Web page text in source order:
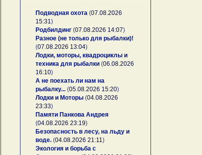
Подводная охота(07.08.2026
15:31)
Родбилдинг(07.08.2026 14:07)
Разное (не только для рыбалки)!
(07.08.2026 13:04)
Лодки, моторы, квадроциклы и
техника для рыбалки(06.08.2026
16:10)
А не поехать ли нам на
рыбалку...(05.08.2026 15:20)
Лодки и Моторы(04.08.2026
23:33)
Памяти Панкова Андрея
(04.08.2026 23:19)
Безопасность в лесу, на льду и
воде.(04.08.2026 21:11)
Экология и борьба с